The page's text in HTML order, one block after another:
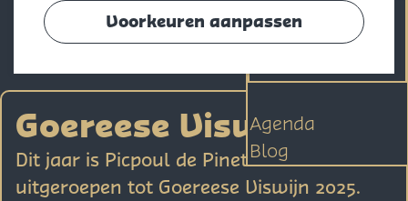
Voorkeuren aanpassen
a
Eten
Slapen
Agenda
Blog
Goereese Viswijn
Dit jaar is Picpoul de Pinet ‘L’Abeille’
uitgeroepen tot Goereese Viswijn 2025.